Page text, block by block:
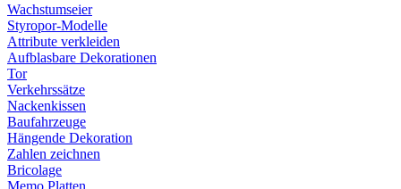
Wachstumseier
Styropor-Modelle
Attribute verkleiden
Aufblasbare Dekorationen
Tor
Verkehrssätze
Nackenkissen
Baufahrzeuge
Hängende Dekoration
Zahlen zeichnen
Bricolage
Memo Platten